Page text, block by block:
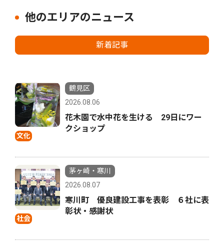
他のエリアのニュース
新着記事
文化
鶴見区
2026.08.06
花木園で水中花を生ける 29日にワー
クショップ
社会
茅ヶ崎・寒川
2026.08.07
寒川町 優良建設工事を表彰 ６社に表
彰状・感謝状